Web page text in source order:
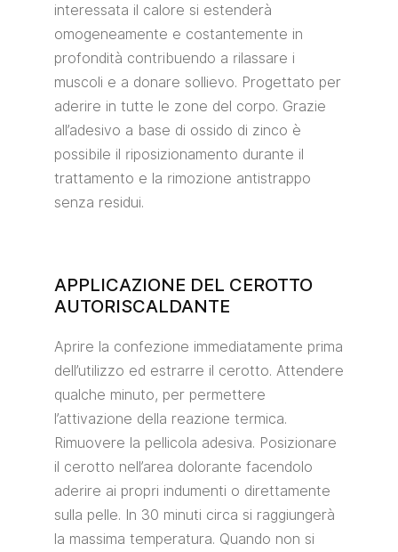
interessata il calore si estenderà
omogeneamente e costantemente in
profondità contribuendo a rilassare i
muscoli e a donare sollievo. Progettato per
aderire in tutte le zone del corpo. Grazie
all’adesivo a base di ossido di zinco è
possibile il riposizionamento durante il
trattamento e la rimozione antistrappo
senza residui.
APPLICAZIONE DEL CEROTTO
AUTORISCALDANTE
Aprire la confezione immediatamente prima
dell’utilizzo ed estrarre il cerotto. Attendere
qualche minuto, per permettere
l’attivazione della reazione termica.
Rimuovere la pellicola adesiva. Posizionare
il cerotto nell’area dolorante facendolo
aderire ai propri indumenti o direttamente
sulla pelle. In 30 minuti circa si raggiungerà
la massima temperatura. Quando non si